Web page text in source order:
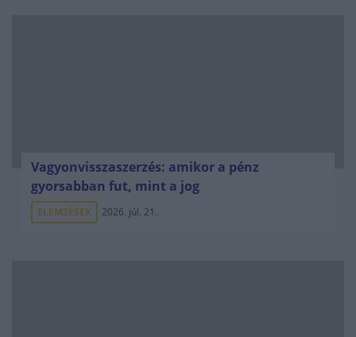
Vagyonvisszaszerzés: amikor a pénz
gyorsabban fut, mint a jog
ELEMZÉSEK 2026. júl. 21.